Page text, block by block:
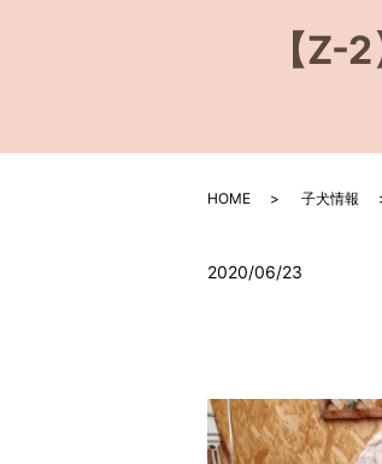
【
HOME 子犬情報
2020/06/23